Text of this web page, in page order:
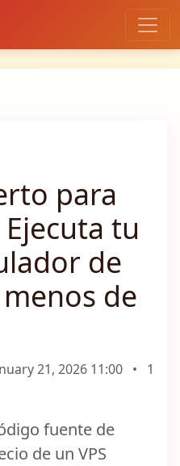
para
tu
de
de
21, 2026 11:00 •
1
fuente de
de un VPS